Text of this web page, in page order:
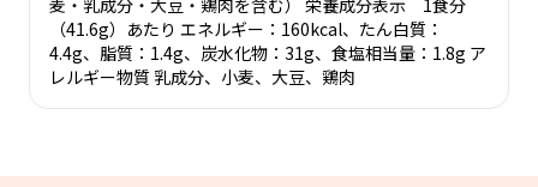
麦・乳成分・大豆・鶏肉を含む） 栄養成分表示 1食分
（41.6g）あたり エネルギー：160kcal、たん白質：
4.4g、脂質：1.4g、炭水化物：31g、食塩相当量：1.8g ア
レルギー物質 乳成分、小麦、大豆、鶏肉